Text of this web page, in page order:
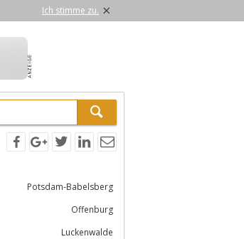
Ich stimme zu. ×
Potsdam-Babelsberg
Offenburg
Luckenwalde